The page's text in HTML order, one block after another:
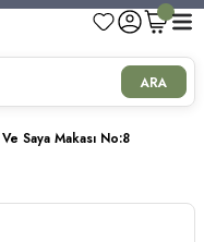
Kargo Bedava!
Kargo Bedava!
ARA
Saya Makası No:8